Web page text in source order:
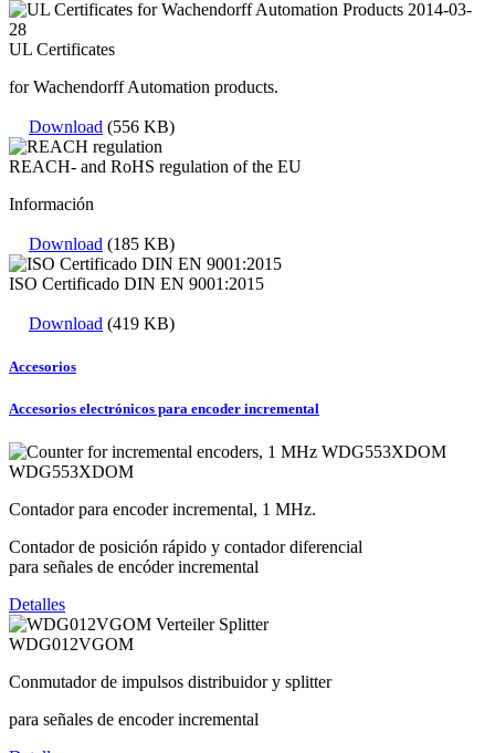
UL Certificates
for Wachendorff Automation products.
Download (556 KB)
REACH- and RoHS regulation of the EU
Información
Download (185 KB)
ISO Certificado DIN EN 9001:2015
Download (419 KB)
Accesorios
Accesorios electrónicos para encoder incremental
WDG553XDOM
Contador para encoder incremental, 1 MHz.
Contador de posición rápido y contador diferencial
para señales de encóder incremental
Detalles
WDG012VGOM
Conmutador de impulsos distribuidor y splitter
para señales de encoder incremental